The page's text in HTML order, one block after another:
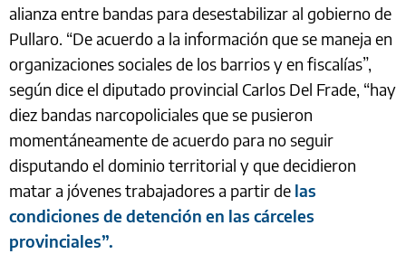
alianza entre bandas para desestabilizar al gobierno de
Pullaro. “De acuerdo a la información que se maneja en
organizaciones sociales de los barrios y en fiscalías”,
según dice el diputado provincial Carlos Del Frade, “hay
diez bandas narcopoliciales que se pusieron
momentáneamente de acuerdo para no seguir
disputando el dominio territorial y que decidieron
matar a jóvenes trabajadores a partir de las
condiciones de detención en las cárceles
provinciales”.